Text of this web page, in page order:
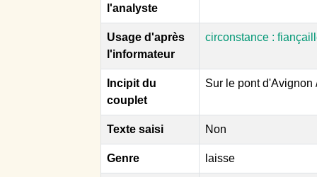
l'analyste
Usage d'après
l'informateur
circonstance :
Incipit du
couplet
Sur le pont d'Avignon
Texte saisi Non
Genre laisse